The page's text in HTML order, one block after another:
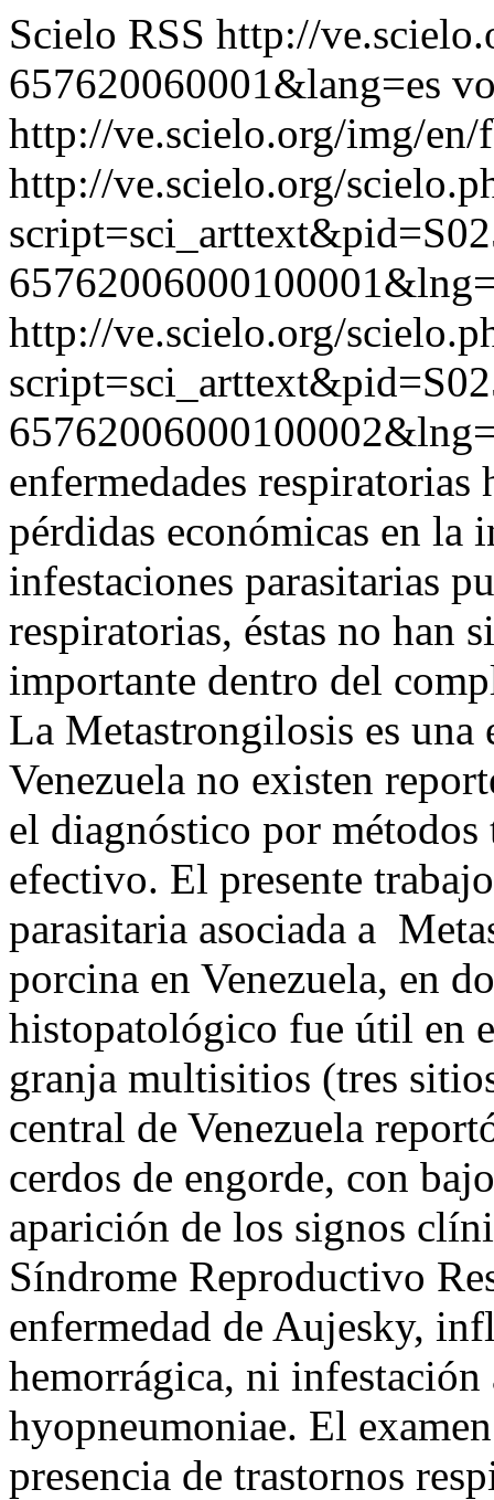
Scielo RSS http://
657620060001&lang=es
http://ve.scielo.org/img/
http://ve.scielo.org/
http://ve.scielo.org/
enfermedades
pérdidas económicas en la
infestaciones parasitarias
respiratorias, éstas no han
importante dentro del
La Metastrongilosis es una
Venezuela no existen
el diagnóstico por métodos
efectivo. El presente
parasitaria asociada a
porcina en Venezuela, en
histopatológico fue útil en
granja multisitios (tres
central de Venezuela
cerdos de engorde, con
aparición de los signos
Síndrome Reproductivo
enfermedad de Aujesky,
hemorrágica, ni
hyopneumoniae. El
presencia de trastornos